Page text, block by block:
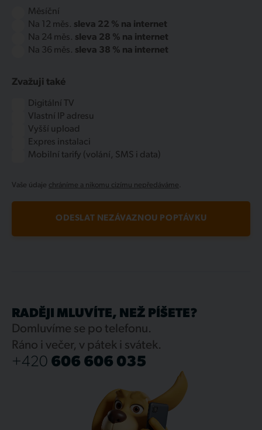
Měsíční
Na 12 měs. sleva 22 % na internet
Na 24 měs. sleva 28 % na internet
Na 36 měs. sleva 38 % na internet
Zvažuji také
Digitální TV
Vlastní IP adresu
Vyšší upload
Expres instalaci
Mobilní tarify (volání, SMS i data)
Vaše údaje chráníme a nikomu cizímu nepředáváme.
ODESLAT NEZÁVAZNOU POPTÁVKU
RADĚJI MLUVÍTE, NEŽ PÍŠETE?
Domluvíme se po telefonu.
Ráno i večer, v pátek i svátek.
+420 606 606 035